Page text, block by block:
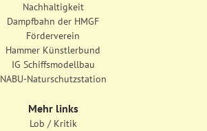
Nachhaltigkeit
Dampfbahn der HMGF
Förderverein
Hammer Künstlerbund
IG Schiffsmodellbau
NABU-Naturschutzstation
Mehr links
Lob / Kritik